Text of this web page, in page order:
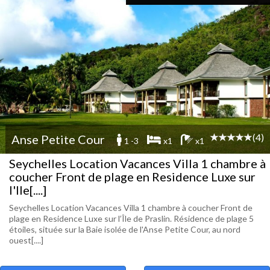
Anse Petite Cour 1 -3 x1 x1 (4)
Seychelles Location Vacances Villa 1 chambre à
coucher Front de plage en Residence Luxe sur
l'Ile[....]
Seychelles Location Vacances Villa 1 chambre à coucher Front de
plage en Residence Luxe sur l’Île de Praslin. Résidence de plage 5
étoiles, située sur la Baie isolée de l'Anse Petite Cour, au nord
ouest[....]